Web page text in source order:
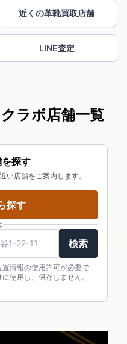
近くの革靴買取店舗
LINE査定
ラボ店舗一覧
探す
い店舗をご案内します。
探す
検索
情報の使用許可が必要で
使用し、保存しません。